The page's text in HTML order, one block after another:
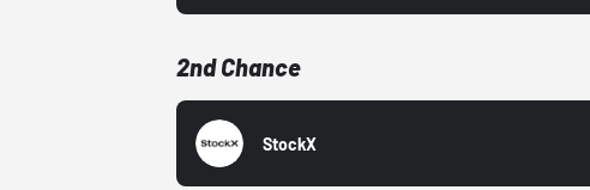
2nd Chance
StockX